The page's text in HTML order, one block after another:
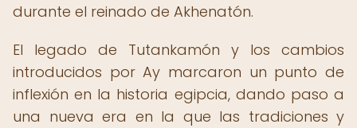
durante el reinado de Akhenatón.
El legado de Tutankamón y los cambios
introducidos por Ay marcaron un punto de
inflexión en la historia egipcia, dando paso a
una nueva era en la que las tradiciones y